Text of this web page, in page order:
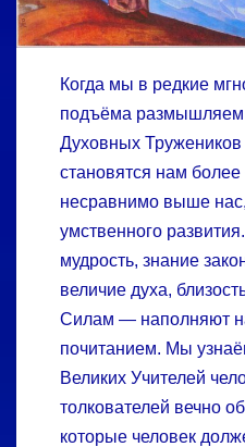
Когда мы в редкие
подъёма размышляем
Духовных Тружеников
становятся нам более
несравнимо выше
умственного
мудрость, знание
величие духа,
Силам — наполняют
почитанием. Мы
Великих Учителей
тол­кователей вечно
которые человек